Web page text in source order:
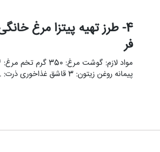
4- طرز تهیه پیتزا مرغ
فر
پیمانه روغن زیتون: 3 قاشق غذاخوری ذرت: …